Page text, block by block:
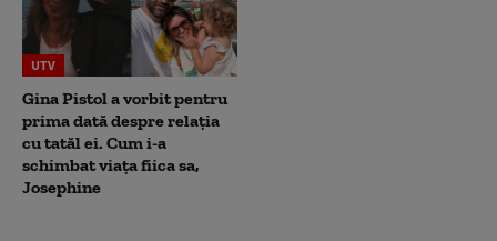
UTV
Gina Pistol a vorbit pentru
prima dată despre relația
cu tatăl ei. Cum i-a
schimbat viața fiica sa,
Josephine